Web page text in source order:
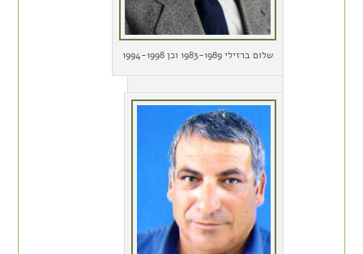
שלום ברזילי 1983-1989 וכן 1994-1998